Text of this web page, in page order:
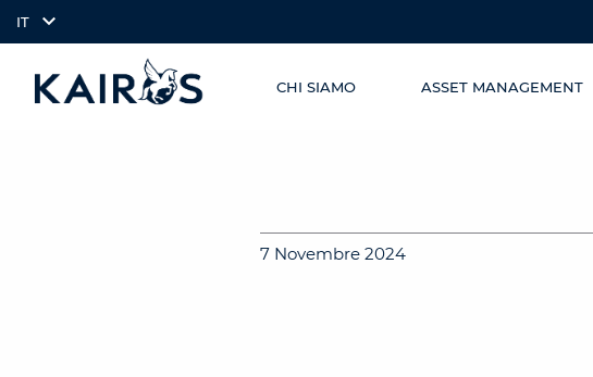
IT
CHI SIAMO ASSET MANAGEMENT
7 Novembre 2024